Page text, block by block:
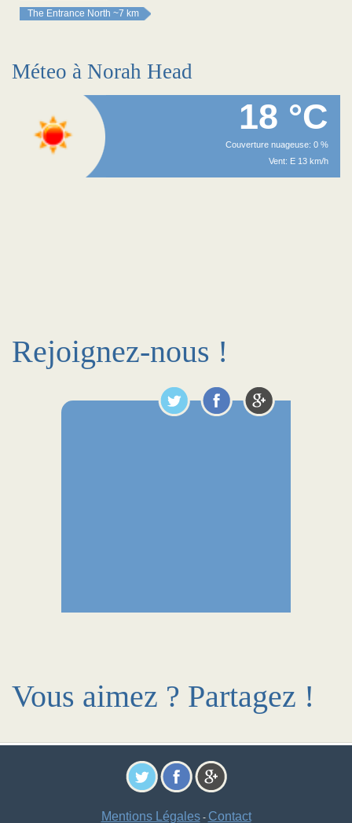
The Entrance North ~7 km
Méteo à Norah Head
18 °C
Couverture nuageuse: 0 %
Vent: E 13 km/h
Rejoignez-nous !
Vous aimez ? Partagez !
Mentions Légales- Contact